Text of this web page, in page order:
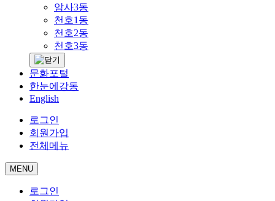
암사3동
천호1동
천호2동
천호3동
문화포털
한눈에강동
English
로그인
회원가입
전체메뉴
MENU
로그인